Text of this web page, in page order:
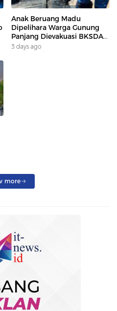
Anak Beruang Madu
Dipelihara Warga Gunung
Panjang Dievakuasi BKSDA
Dan DAMKAR
3 days ago
more